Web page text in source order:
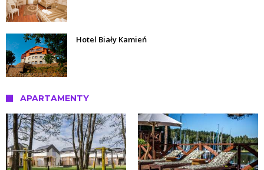
Hotel Biały Kamień
APARTAMENTY